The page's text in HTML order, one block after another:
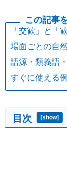
「交歓」と「
場面ごとの自
語源・類義語
すぐに使える
目次 [show]